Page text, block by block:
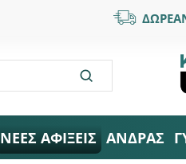
ΝΕΕΣ ΑΦΙΞΕΙΣ ΑΝΔΡΑΣ